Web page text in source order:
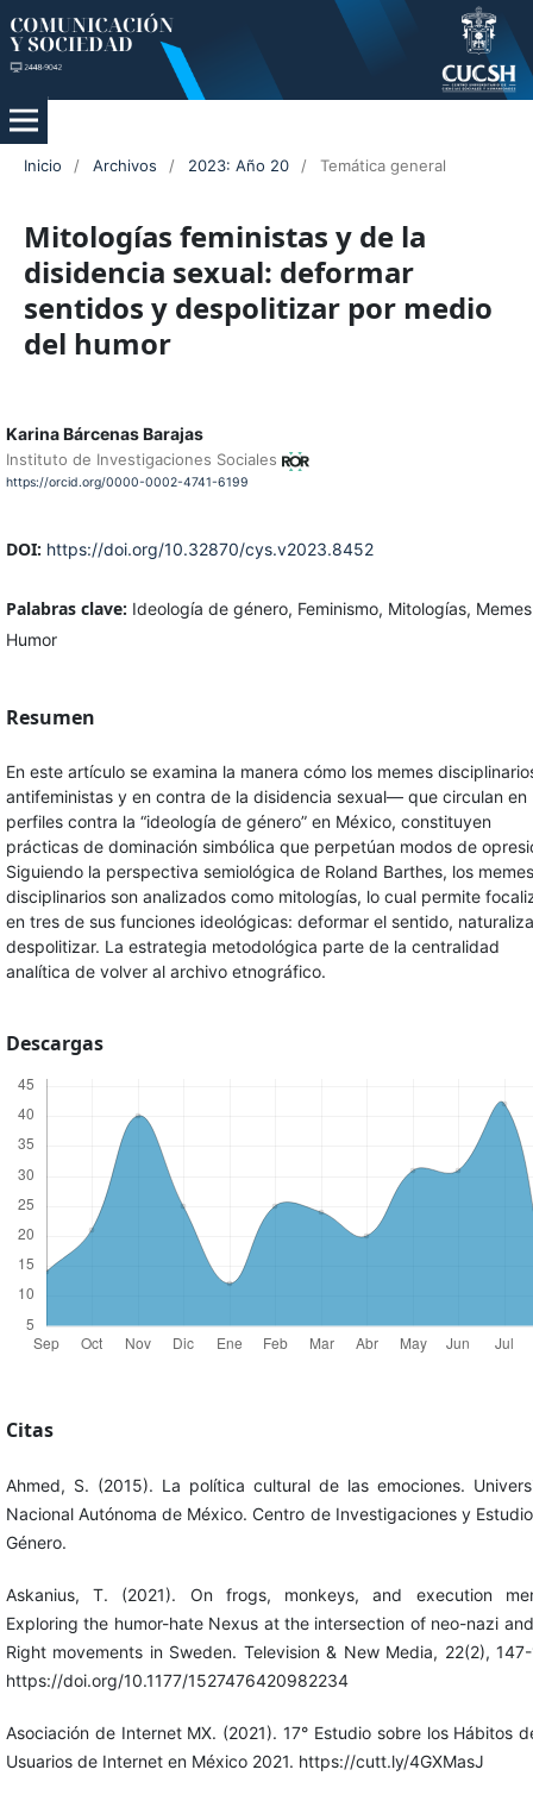
Inicio / Archivos / 2023: Año 20 / Temática general
Mitologías feministas y de la
disidencia sexual: deformar
sentidos y despolitizar por medio
del humor
Karina Bárcenas Barajas
Instituto de Investigaciones Sociales
https://orcid.org/0000-0002-4741-6199
DOI: https://doi.org/10.32870/cys.v2023.8452
Palabras clave: Ideología de género, Feminismo, Mitologías,
Humor
Resumen
En este artículo se examina la manera cómo los memes
antifeministas y en contra de la disidencia sexual— que circulan en
perfiles contra la “ideología de género” en México, constituyen
prácticas de dominación simbólica que perpetúan modos de
Siguiendo la perspectiva semiológica de Roland Barthes, los memes
disciplinarios son analizados como mitologías, lo cual permite
en tres de sus funciones ideológicas: deformar el sentido,
despolitizar. La estrategia metodológica parte de la centralidad
analítica de volver al archivo etnográfico.
Descargas
Citas
Ahmed, S. (2015). La política cultural de las emociones.
Nacional Autónoma de México. Centro de Investigaciones y
Género.
Askanius, T. (2021). On frogs, monkeys, and execution
Exploring the humor-hate Nexus at the intersection of neo-nazi
Right movements in Sweden. Television & New Media, 22(2),
https://doi.org/10.1177/1527476420982234
Asociación de Internet MX. (2021). 17° Estudio sobre los Hábitos
Usuarios de Internet en México 2021. https://cutt.ly/4GXMasJ